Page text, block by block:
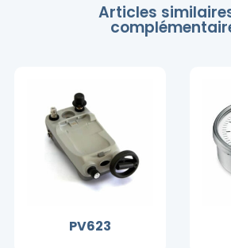
Articles
PV623